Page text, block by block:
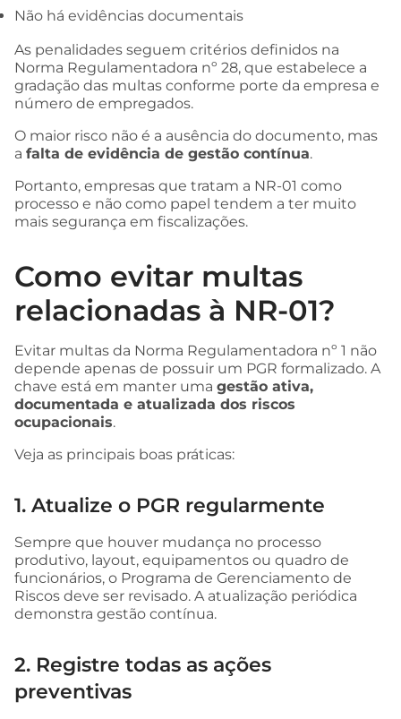
Não há evidências documentais
As penalidades seguem critérios definidos na
Norma Regulamentadora nº 28, que estabelece a
gradação das multas conforme porte da empresa e
número de empregados.
O maior risco não é a ausência do documento, mas
a falta de evidência de gestão contínua.
Portanto, empresas que tratam a NR-01 como
processo e não como papel tendem a ter muito
mais segurança em fiscalizações.
Como evitar multas
relacionadas à NR-01?
Evitar multas da Norma Regulamentadora nº 1 não
depende apenas de possuir um PGR formalizado. A
chave está em manter uma gestão ativa,
documentada e atualizada dos riscos
ocupacionais.
Veja as principais boas práticas:
1. Atualize o PGR regularmente
Sempre que houver mudança no processo
produtivo, layout, equipamentos ou quadro de
funcionários, o Programa de Gerenciamento de
Riscos deve ser revisado. A atualização periódica
demonstra gestão contínua.
2. Registre todas as ações
preventivas